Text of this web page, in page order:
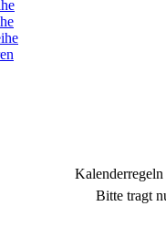
Kalenderregeln
Bitte tragt